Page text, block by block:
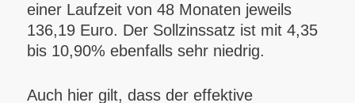
einer Laufzeit von 48 Monaten jeweils
136,19 Euro. Der Sollzinssatz ist mit 4,35
bis 10,90% ebenfalls sehr niedrig.
Auch hier gilt, dass der effektive